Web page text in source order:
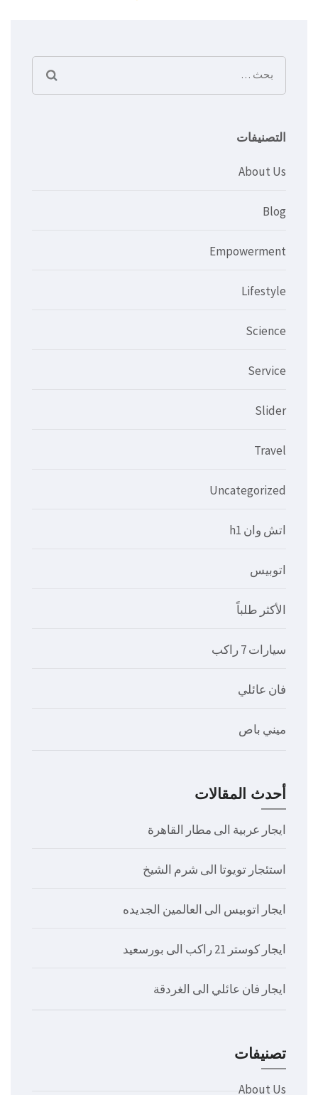
البحث
عن:
التصنيفات
About Us
Blog
Empowerment
Lifestyle
Science
Service
Slider
Travel
Uncategorized
اتش وان h1
اتوبيس
الأكثر طلباً
سيارات 7 راكب
فان عائلي
ميني باص
أحدث المقالات
ايجار عربية الى مطار القاهرة
استئجار تويوتا الى شرم الشيخ
ايجار اتوبيس الى العالمين الجديده
ايجار كوستر 21 راكب الى بورسعيد
ايجار فان عائلي الى الغردقة
تصنيفات
About Us